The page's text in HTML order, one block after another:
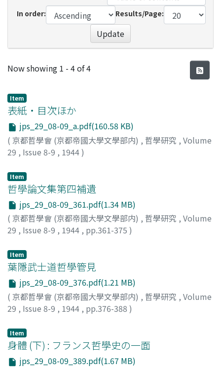
In order:
Results/Page:
Update
Recent Submissions
Now showing 1 - 4 of 4
Item
表紙・目次ほか
jps_29_08-09_a.pdf(160.58 KB)
( 京都哲學會 (京都帝國大學文學部内) , 哲學研究 , Volume
29 , Issue 8-9 , 1944)
Item
哲學論文集第四補遺
jps_29_08-09_361.pdf(1.34 MB)
( 京都哲學會 (京都帝國大學文學部内) , 哲學研究 , Volume
29 , Issue 8-9 , 1944 , pp.361-375 )
Item
葉隱武士道哲學管見
jps_29_08-09_376.pdf(1.21 MB)
( 京都哲學會 (京都帝國大學文學部内) , 哲學研究 , Volume
29 , Issue 8-9 , 1944 , pp.376-388 )
Item
身體 (下) : フランス哲學史の一面
jps_29_08-09_389.pdf(1.67 MB)